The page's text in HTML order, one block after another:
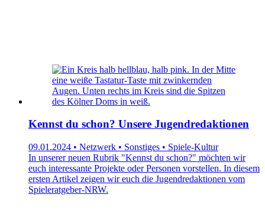
Kennst du schon? Unsere Jugendredaktionen
09.01.2024 • Netzwerk • Sonstiges • Spiele-Kultur
In unserer neuen Rubrik "Kennst du schon?" möchten wir
euch interessante Projekte oder Personen vorstellen. In diesem
ersten Artikel zeigen wir euch die Jugendredaktionen vom
Spieleratgeber-NRW.